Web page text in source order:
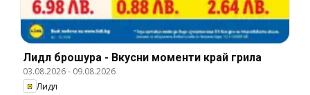
Лидл брошура - Вкусни моменти край грила
03.08.2026- 09.08.2026
Лидл